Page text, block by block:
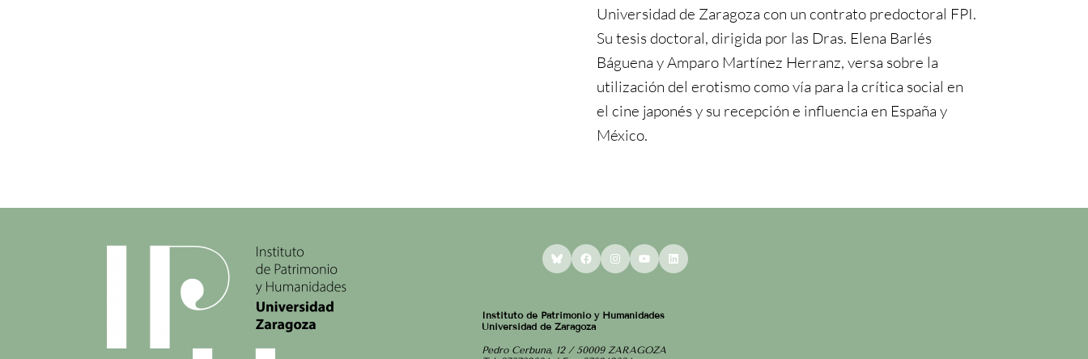
Universidad de Zaragoza con un contrato predoctoral FPI.
Su tesis doctoral, dirigida por las Dras. Elena Barlés
Báguena y Amparo Martínez Herranz, versa sobre la
utilización del erotismo como vía para la crítica social en
el cine japonés y su recepción e influencia en España y
México.
BlueskyFacebookInstagram
YouTubeLinkedIn
Instituto de Patrimonio y Humanidades
Universidad de Zaragoza
Pedro Cerbuna, 12 / 50009 ZARAGOZA